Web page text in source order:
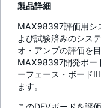
製品詳細
MAX98397評価用シ
よび試験済みのシス
オ・アンプの評価を
MAX98397開発ボー
ーフェース・ボード
ます。